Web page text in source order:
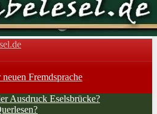
Fremdsprache
Ausdruck Eselsbrücke?